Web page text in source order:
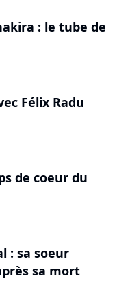
: le tube de
Félix Radu
de coeur du
: sa soeur
sa mort